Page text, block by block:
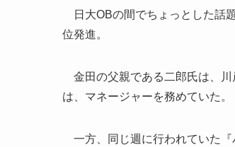
日大OBの間でちょっとした話
位発進。
金田の父親である二郎氏は、川
は、マネージャーを務めていた。
一方、同じ週に行われていた『